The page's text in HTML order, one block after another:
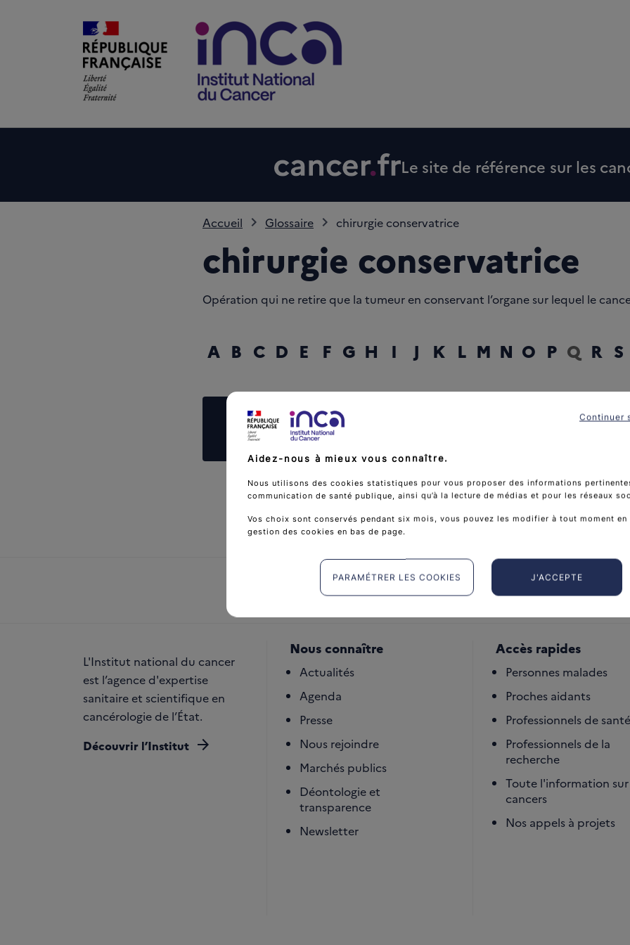
Le site de référence sur les
Accueil Glossaire chirurgie conservatrice
chirurgie conservatrice
Opération qui ne retire que la tumeur en conservant l’organe sur lequel le
A B C D E F G H I J K L M N O P Q R S
Rechercher un mot
L'Institut national du cancer
est l’agence d'expertise
sanitaire et scientifique en
cancérologie de l’État.
Découvrir l’Institut arrow_forward
Nous connaître
Actualités
Agenda
Presse
Nous rejoindre
Marchés publics
Déontologie et
transparence
Newsletter
Accès rapides
Personnes malades
Proches aidants
Professionnels de santé
Professionnels de la
recherche
Toute l'information sur
cancers
Nos appels à projets
Aidez-nous à mieux vous connaître.
Nous utilisons des cookies statistiques pour vous proposer des informations
communication de santé publique, ainsi qu’à la lecture de médias et pour les réseaux
Vos choix sont conservés pendant six mois, vous pouvez les modifier à tout moment en
gestion des cookies en bas de page.
J'ACCEPTE
PARAMÉTRER LES COOKIES
Continuer